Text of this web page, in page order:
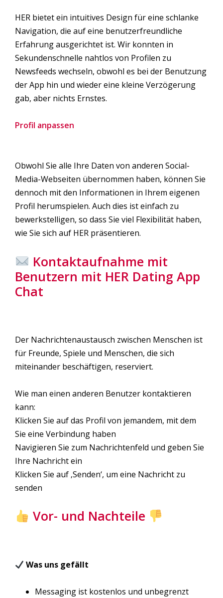
HER bietet ein intuitives Design für eine schlanke
Navigation, die auf eine benutzerfreundliche
Erfahrung ausgerichtet ist. Wir konnten in
Sekundenschnelle nahtlos von Profilen zu
Newsfeeds wechseln, obwohl es bei der Benutzung
der App hin und wieder eine kleine Verzögerung
gab, aber nichts Ernstes.
Profil anpassen
Obwohl Sie alle Ihre Daten von anderen Social-
Media-Webseiten übernommen haben, können Sie
dennoch mit den Informationen in Ihrem eigenen
Profil herumspielen. Auch dies ist einfach zu
bewerkstelligen, so dass Sie viel Flexibilität haben,
wie Sie sich auf HER präsentieren.
Kontaktaufnahme mit
Benutzern mit HER Dating App
Chat
Der Nachrichtenaustausch zwischen Menschen ist
für Freunde, Spiele und Menschen, die sich
miteinander beschäftigen, reserviert.
Wie man einen anderen Benutzer kontaktieren
kann:
Klicken Sie auf das Profil von jemandem, mit dem
Sie eine Verbindung haben
Navigieren Sie zum Nachrichtenfeld und geben Sie
Ihre Nachricht ein
Klicken Sie auf ‚Senden‘, um eine Nachricht zu
senden
Vor- und Nachteile
Was uns gefällt
Messaging ist kostenlos und unbegrenzt